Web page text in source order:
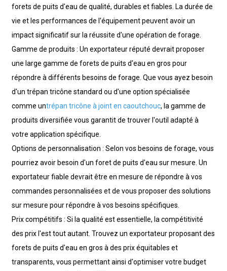
forets de puits d'eau de qualité, durables et fiables. La durée de
vie et les performances de l'équipement peuvent avoir un
impact significatif sur la réussite d'une opération de forage.
Gamme de produits : Un exportateur réputé devrait proposer
une large gamme de forets de puits d'eau en gros pour
répondre à différents besoins de forage. Que vous ayez besoin
d'un trépan tricône standard ou d'une option spécialisée
comme untrépan tricône à joint en caoutchouc, la gamme de
produits diversifiée vous garantit de trouver l'outil adapté à
votre application spécifique.
Options de personnalisation : Selon vos besoins de forage, vous
pourriez avoir besoin d'un foret de puits d'eau sur mesure. Un
exportateur fiable devrait être en mesure de répondre à vos
commandes personnalisées et de vous proposer des solutions
sur mesure pour répondre à vos besoins spécifiques.
Prix ​​compétitifs : Si la qualité est essentielle, la compétitivité
des prix l'est tout autant. Trouvez un exportateur proposant des
forets de puits d'eau en gros à des prix équitables et
transparents, vous permettant ainsi d'optimiser votre budget